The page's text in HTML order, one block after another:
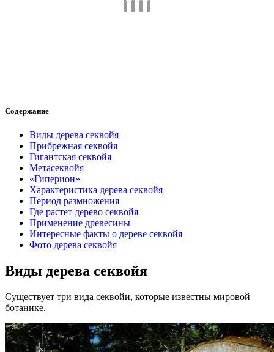
Содержание
Виды дерева секвойя
Прибрежная секвойя
Гигантская секвойя
Метасеквойя
«Гиперион»
Характеристика дерева секвойя
Период размножения
Где растет дерево секвойя
Применение древесины
Интересные факты о дереве секвойя
Фото дерева секвойя
Виды дерева секвойя
Существует три вида секвойи, которые известны мировой
ботанике.